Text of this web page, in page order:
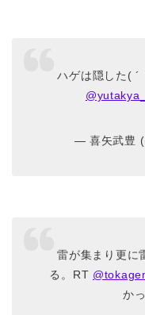
ハゲは隠した(
— 喜矢武豊
雷が集まり更に
る。RT
か